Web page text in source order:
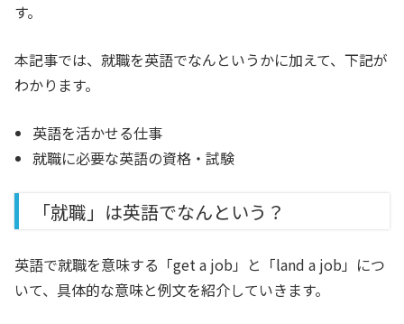
す。
本記事では、就職を英語でなんというかに加えて、下記が
わかります。
英語を活かせる仕事
就職に必要な英語の資格・試験
「就職」は英語でなんという？
英語で就職を意味する「get a job」と「land a job」につ
いて、具体的な意味と例文を紹介していきます。